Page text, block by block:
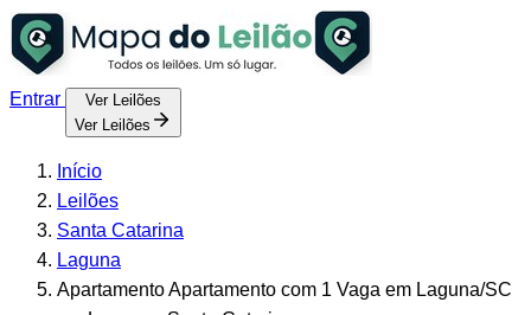
Entrar
Ver Leilões
Ver Leilões
Início
Leilões
Santa Catarina
Laguna
Apartamento Apartamento com 1 Vaga em Laguna/SC